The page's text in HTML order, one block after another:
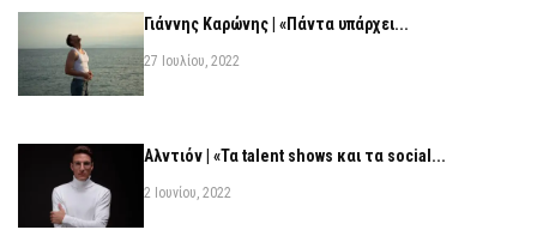
Γιάννης Καρώνης | «Πάντα υπάρχει...
27 Ιουλίου, 2022
Αλντιόν | «Τα talent shows και τα social...
2 Ιουνίου, 2022